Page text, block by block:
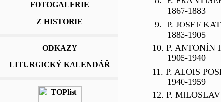
FOTOGALERIE
Z HISTORIE
ODKAZY
LITURGICKÝ KALENDÁŘ
1867-1883
9. P. JOSEF
1883-1905
10. P. ANTONÍN
1905-1940
11. P. ALOIS
1940-1959
12. P.